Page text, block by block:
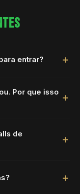
entrar?
Por que isso
de